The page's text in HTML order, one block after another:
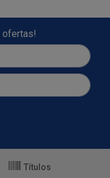
ofertas!
Títulos